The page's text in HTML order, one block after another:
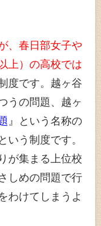
、春日部女子や
上）の高校では
度です。越ヶ谷
うの問題、越ヶ
』という名称の
いう制度です。
が集まる上位校
しめの問題で行
わけてしまうよ